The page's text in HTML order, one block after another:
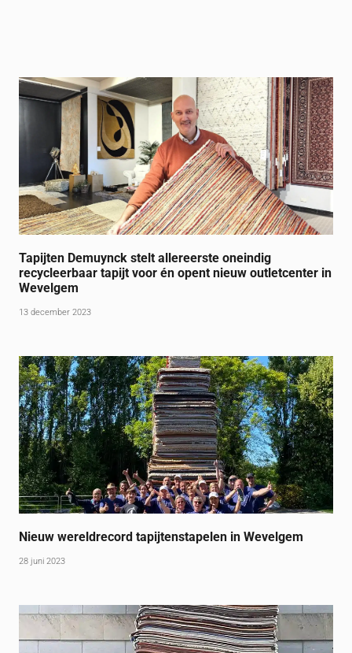
Tapijten Demuynck stelt allereerste oneindig
recycleerbaar tapijt voor én opent nieuw outletcenter in
Wevelgem
13 december 2023
Nieuw wereldrecord tapijtenstapelen in Wevelgem
28 juni 2023